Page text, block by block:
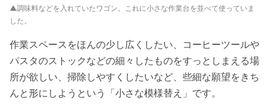
▲調味料などを入れていたワゴン。これに小さな作業台を並べて使っていま
した。
作業スペースをほんの少し広くしたい、コーヒーツールや
パスタのストックなどの細々したものをすっとしまえる場
所が欲しい、掃除しやすくしたいなど、些細な願望をきち
んと形にしようという「小さな模様替え」です。